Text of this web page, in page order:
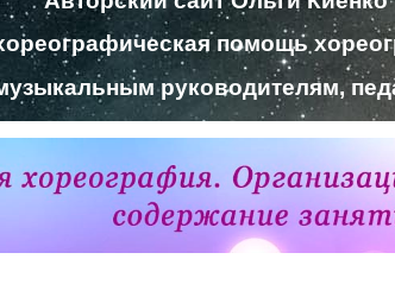
помощь
руководителям,